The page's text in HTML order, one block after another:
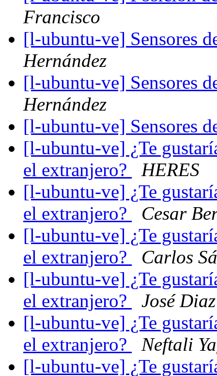
Francisco
[l-ubuntu-ve] Sensores
Hernández
[l-ubuntu-ve] Sensores
Hernández
[l-ubuntu-ve] Sensores
[l-ubuntu-ve] ¿Te
el extranjero?
HERES
[l-ubuntu-ve] ¿Te
el extranjero?
Cesar
[l-ubuntu-ve] ¿Te
el extranjero?
Carlos
[l-ubuntu-ve] ¿Te
el extranjero?
José Diaz
[l-ubuntu-ve] ¿Te
el extranjero?
Neftali
[l-ubuntu-ve] ¿Te